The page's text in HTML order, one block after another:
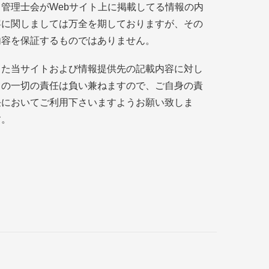
理士会がWebサイト上に掲載してる情報の内
関しましては万全を期しておりますが、その
を保証するものではありません。
当サイトおよび情報提供先の記載内容に対し
一切の責任は負い兼ねますので、ご自身の責
おいてご利用下さいますようお願い致しま